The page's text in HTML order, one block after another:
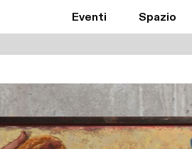
Eventi Spazio